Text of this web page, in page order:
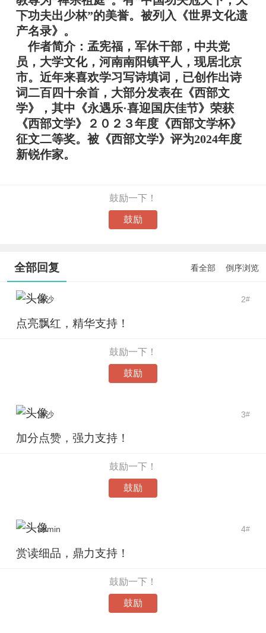
下功夫出少林”的美誉。被列入《世界文化遗
产名录》。
作者简介：孟宪福，军休干部，中共党
员，大学文化，河南南阳镇平人，现居北京
市。近年来喜欢学习写诗填词，已创作出诗
词二百四十余首，大部分发表在《西部文
学》，其中《永遇乐·喜迎国庆佳节》荣获
《西部文学》２０２３年度《西部文学杯》
征文二等奖。被《西部文学》评为2024年度
新锐作家。
鼓励一下！
鼓励
全部回复 看全部 倒序浏览
2#
洛沙
点亮飘红，精华支持！
鼓励一下！
鼓励
3#
洛沙
加分点赞，强力支持！
鼓励一下！
鼓励
4#
admin
赏读细品，鼎力支持！
鼓励一下！
鼓励